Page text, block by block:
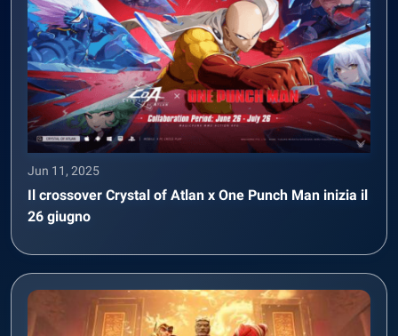
Jun 11, 2025
Il crossover Crystal of Atlan x One Punch Man inizia il
26 giugno